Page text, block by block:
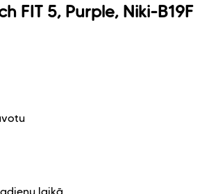
FIT 5, Purple, Niki-B19F